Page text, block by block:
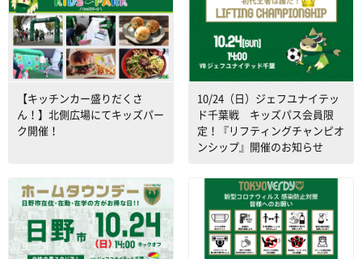
【キッチンカー盛りだくさ
ん！】北側広場にてキッズパー
ク開催！
10/24（日）ジェフユナイテッ
ド千葉戦 キッズパス会員限
定！『リフティングチャンピオ
ンシップ』開催のお知らせ